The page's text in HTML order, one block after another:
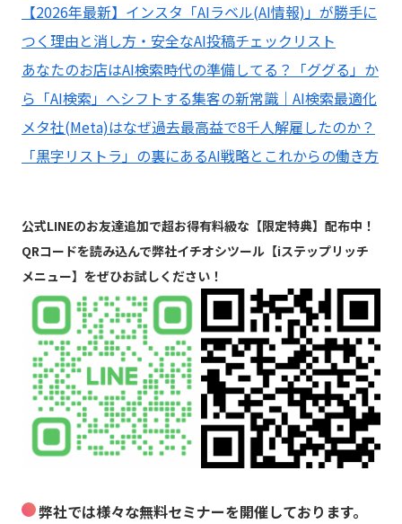
【2026年最新】インスタ「AIラベル(AI情報)」が勝手に
つく理由と消し方・安全なAI投稿チェックリスト
あなたのお店はAI検索時代の準備してる？「ググる」か
ら「AI検索」へシフトする集客の新常識｜AI検索最適化
メタ社(Meta)はなぜ過去最高益で8千人解雇したのか？
「黒字リストラ」の裏にあるAI戦略とこれからの働き方
公式LINEのお友達追加で超お得有料級な【限定特典】配布中！
QRコードを読み込んで弊社イチオシツール【iステップリッチ
メニュー】をぜひお試しください！
弊社では様々な無料セミナーを開催しております。